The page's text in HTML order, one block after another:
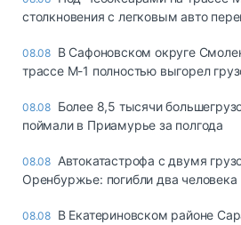
столкновения с легковым авто
08.08 В Сафоновском округе
трассе М-1 полностью выгорел
08.08 Более 8,5 тысячи
поймали в Приамурье за полгода
08.08 Автокатастрофа с двумя
Оренбуржье: погибли два человека
08.08 В Екатериновском районе